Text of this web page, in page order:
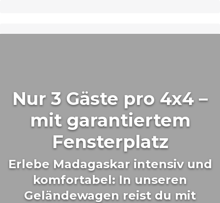
Nur 3 Gäste pro 4x4 –
mit garantiertem
Fensterplatz
Erlebe Madagaskar intensiv und
komfortabel: In unseren
Geländewagen reist du mit